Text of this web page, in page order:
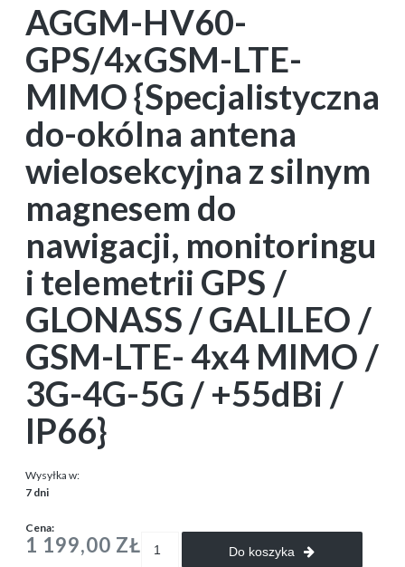
AGGM-HV60-
GPS/4xGSM-LTE-
MIMO {Specjalistyczna
do-okólna antena
wielosekcyjna z silnym
magnesem do
nawigacji, monitoringu
i telemetrii GPS /
GLONASS / GALILEO /
GSM-LTE- 4x4 MIMO /
3G-4G-5G / +55dBi /
IP66}
Wysyłka w:
7 dni
Cena:
1 199,00 ZŁ Do koszyka